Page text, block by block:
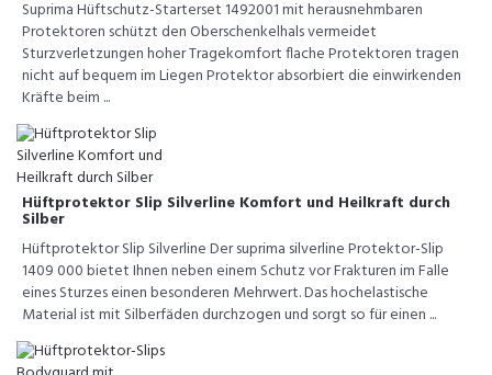
Suprima Hüftschutz-Starterset 1492001 mit herausnehmbaren
Protektoren schützt den Oberschenkelhals vermeidet
Sturzverletzungen hoher Tragekomfort flache Protektoren tragen
nicht auf bequem im Liegen Protektor absorbiert die einwirkenden
Kräfte beim ...
Hüftprotektor Slip Silverline Komfort und Heilkraft durch
Silber
Hüftprotektor Slip Silverline Der suprima silverline Protektor-Slip
1409 000 bietet Ihnen neben einem Schutz vor Frakturen im Falle
eines Sturzes einen besonderen Mehrwert. Das hochelastische
Material ist mit Silberfäden durchzogen und sorgt so für einen ...